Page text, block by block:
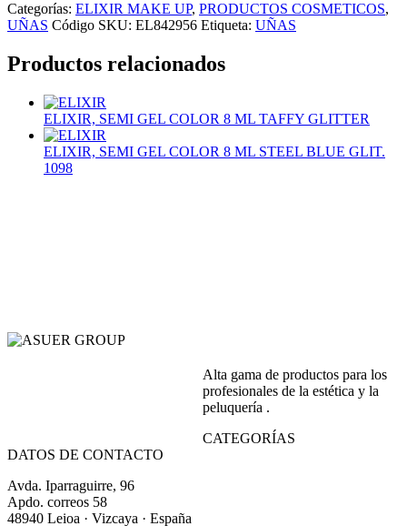
Categorías: ELIXIR MAKE UP, PRODUCTOS COSMETICOS,
UÑAS Código SKU: EL842956 Etiqueta: UÑAS
Productos relacionados
ELIXIR, SEMI GEL COLOR 8 ML TAFFY GLITTER
ELIXIR, SEMI GEL COLOR 8 ML STEEL BLUE GLIT.
1098
Alta gama de productos para los
profesionales de la estética y la
peluquería .
CATEGORÍAS
DATOS DE CONTACTO
Avda. Iparraguirre, 96
Apdo. correos 58
48940 Leioa · Vizcaya · España